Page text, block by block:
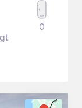
0